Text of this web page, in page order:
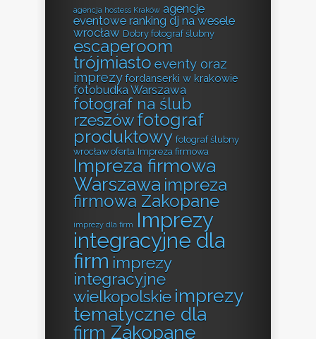
agencja hostess Kraków agencje
eventowe ranking dj na wesele
wrocław Dobry fotograf ślubny
escaperoom
trójmiasto eventy oraz
imprezy fordanserki w krakowie
fotobudka Warszawa
fotograf na ślub
rzeszówfotograf
produktowy fotograf ślubny
wrocław oferta Impreza firmowa
Impreza firmowa
Warszawa impreza
firmowa Zakopane
imprezy dla firm
Imprezy
integracyjne dla
firm imprezy
integracyjne
wielkopolskie imprezy
tematyczne dla
firm Zakopane